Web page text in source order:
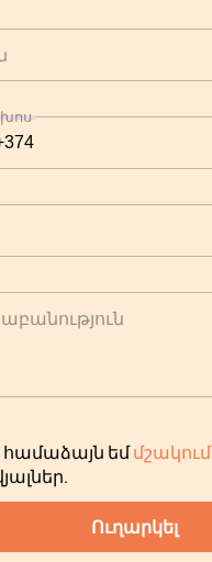
համաձայն եմմշակում
.
Ուղարկել